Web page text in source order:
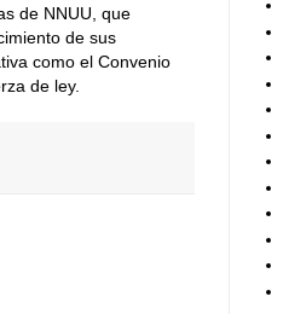
de NNUU, que
de sus
como el Convenio
de ley.